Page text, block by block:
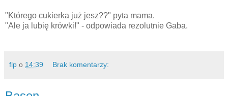
"Którego cukierka już jesz??" pyta mama.
"Ale ja lubię krówki!" - odpowiada rezolutnie Gaba.
flp o 14:39 Brak komentarzy: